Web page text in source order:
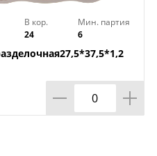
В кор.
24
Мин. партия
6